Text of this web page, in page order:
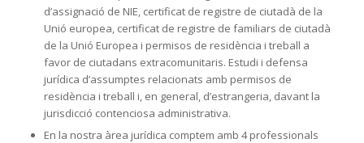
d’assignació de NIE, certificat de registre de ciutadà de la
Unió europea, certificat de registre de familiars de ciutadà
de la Unió Europea i permisos de residència i treball a
favor de ciutadans extracomunitaris. Estudi i defensa
jurídica d’assumptes relacionats amb permisos de
residència i treball i, en general, d’estrangeria, davant la
jurisdicció contenciosa administrativa.
En la nostra àrea jurídica comptem amb 4 professionals